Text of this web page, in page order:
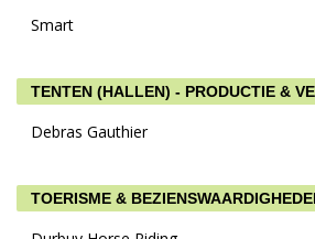
Smart
TENTEN (HALLEN) - PRODUCTIE &
Debras Gauthier
TOERISME &